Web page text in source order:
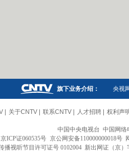
旗下业务介绍： 央视
| 关于CNTV | 联系CNTV | 人才招聘 | 权利声
中国中央电视台 中国网
京ICP证060535号 京公网安备110000000018号
播视听节目许可证号 0102004 新出网证（京